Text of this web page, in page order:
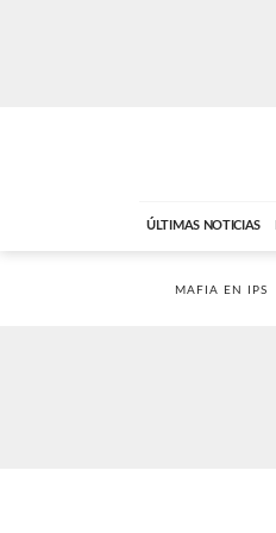
ÚLTIMAS NOTICIAS
MAFIA EN IPS